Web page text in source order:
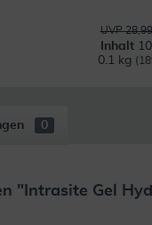
UVP
Inhalt
0.1 kg
0
"Intrasite Gel